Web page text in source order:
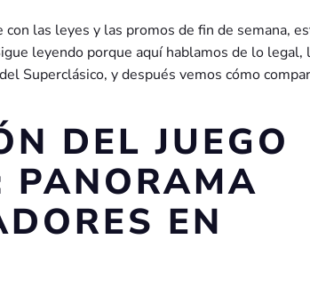
las leyes y las promos de fin de semana,
leyendo porque aquí hablamos de lo legal,
Superclásico, y después vemos cómo
DEL JUEGO
PANORAMA
EN